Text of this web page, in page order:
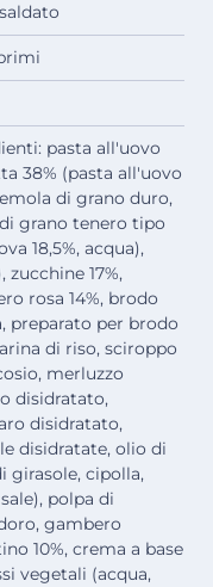
pasta all'uovo
38% (pasta all'uovo
di grano duro,
grano tenero tipo
18,5%, acqua),
zucchine 17%,
rosa 14%, brodo
preparato per brodo
di riso, sciroppo
merluzzo
disidratato,
disidratato,
disidratate, olio di
girasole, cipolla,
polpa di
gambero
10%, crema a base
vegetali (acqua,